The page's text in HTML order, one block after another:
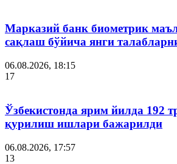
Марказий банк биометрик
сақлаш бўйича янги
06.08.2026, 18:15
17
Ўзбекистонда ярим йилда 192
қурилиш ишлари бажарилди
06.08.2026, 17:57
13